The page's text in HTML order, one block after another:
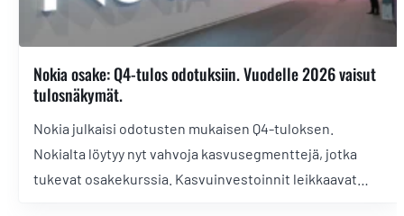
Nokia osake: Q4-tulos odotuksiin. Vuodelle 2026 vaisut
tulosnäkymät.
Nokia julkaisi odotusten mukaisen Q4-tuloksen.
Nokialta löytyy nyt vahvoja kasvusegmenttejä, jotka
tukevat osakekurssia. Kasvuinvestoinnit leikkaavat